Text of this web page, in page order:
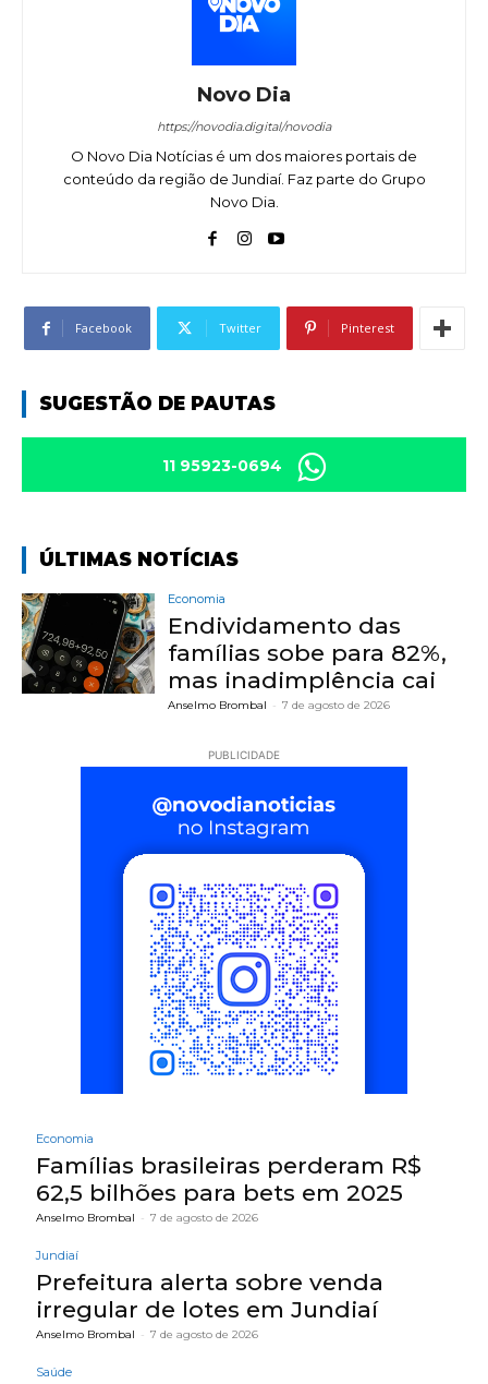
Novo Dia
https://novodia.digital/novodia
O Novo Dia Notícias é um dos maiores portais de
conteúdo da região de Jundiaí. Faz parte do Grupo
Novo Dia.
Facebook Twitter Pinterest
SUGESTÃO DE PAUTAS
11 95923-0694
ÚLTIMAS NOTÍCIAS
Economia
Endividamento das
famílias sobe para 82%,
mas inadimplência cai
Anselmo Brombal - 7 de agosto de 2026
PUBLICIDADE
Economia
Famílias brasileiras perderam R$
62,5 bilhões para bets em 2025
Anselmo Brombal - 7 de agosto de 2026
Jundiaí
Prefeitura alerta sobre venda
irregular de lotes em Jundiaí
Anselmo Brombal - 7 de agosto de 2026
Saúde